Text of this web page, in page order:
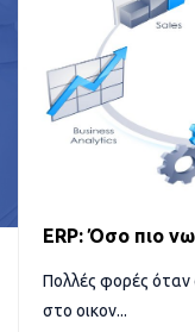
ERP: Όσο πιο
Πολλές φορές όταν
στο οικον...